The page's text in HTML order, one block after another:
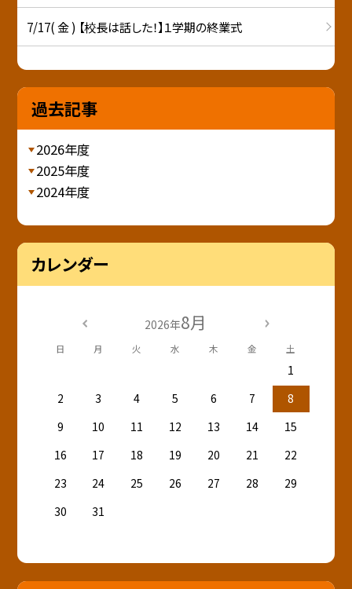
7/17( 金 ) 【校長は話した！】１学期の終業式
過去記事
2026年度
2025年度
2024年度
カレンダー
2026年8月
日 月 火 水 木 金 土
1
2
3 4 5 6 7
8
9
10 11 12 13 14
15
16
17 18 19 20 21
22
23
24 25 26 27 28
29
30
31